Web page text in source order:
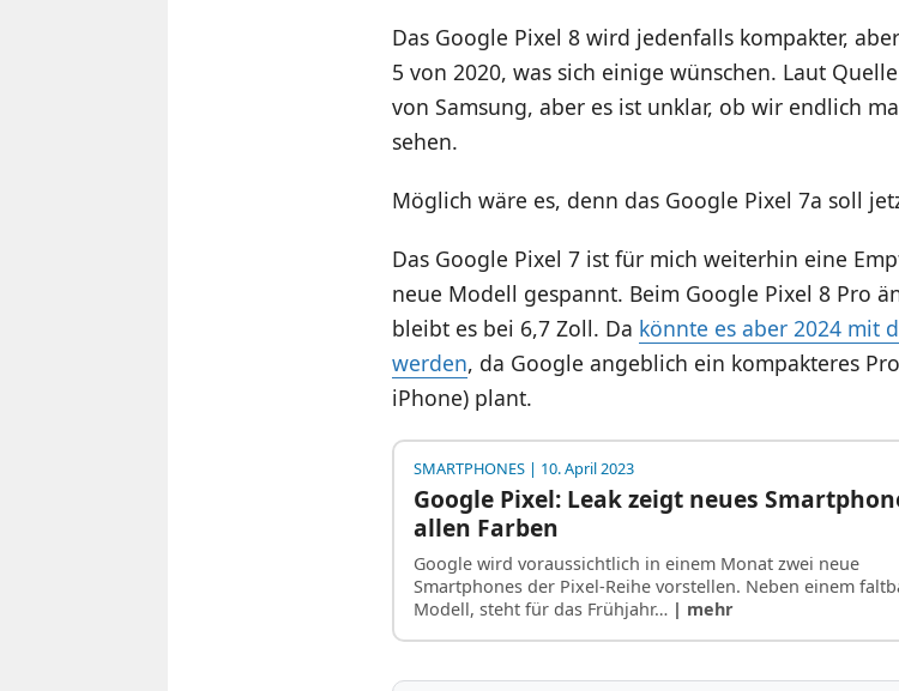
Das Google Pixel 8 wird jedenfalls kompakter,
5 von 2020, was sich einige wünschen. Laut
von Samsung, aber es ist unklar, ob wir endlich
sehen.
Möglich wäre es, denn das Google Pixel 7a soll
Das Google Pixel 7 ist für mich weiterhin eine
neue Modell gespannt. Beim Google Pixel 8 Pro
bleibt es bei 6,7 Zoll. Da könnte es aber 2024 mit
werden, da Google angeblich ein kompakteres
iPhone) plant.
SMARTPHONES| 10. April 2023
Google Pixel: Leak zeigt neues
allen Farben
Google wird voraussichtlich in einem Monat zwei neue
Smartphones der Pixel-Reihe vorstellen. Neben einem
Modell, steht für das Frühjahr… | mehr